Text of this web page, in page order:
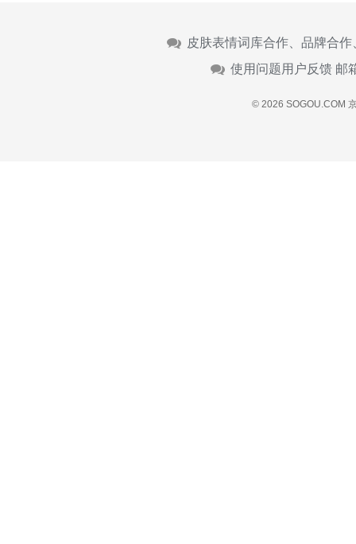
皮肤表情词库合作、品牌合
使用问题用户反馈 邮
© 2026 SOGOU.COM